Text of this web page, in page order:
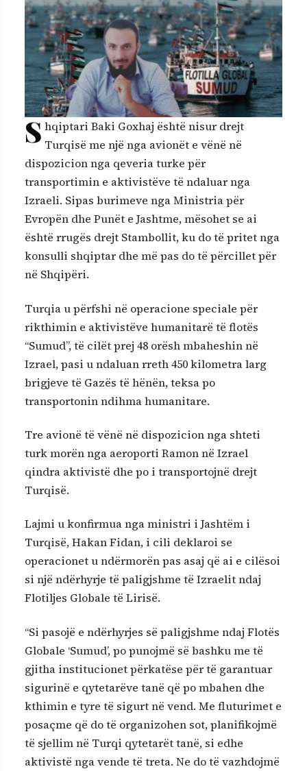
S hqiptari Baki Goxhaj është nisur drejt
Turqisë me një nga avionët e vënë në
dispozicion nga qeveria turke për
transportimin e aktivistëve të ndaluar nga
Izraeli. Sipas burimeve nga Ministria për
Evropën dhe Punët e Jashtme, mësohet se ai
është rrugës drejt Stambollit, ku do të pritet nga
konsulli shqiptar dhe më pas do të përcillet për
në Shqipëri.
Turqia u përfshi në operacione speciale për
rikthimin e aktivistëve humanitarë të flotës
“Sumud”, të cilët prej 48 orësh mbaheshin në
Izrael, pasi u ndaluan rreth 450 kilometra larg
brigjeve të Gazës të hënën, teksa po
transportonin ndihma humanitare.
Tre avionë të vënë në dispozicion nga shteti
turk morën nga aeroporti Ramon në Izrael
qindra aktivistë dhe po i transportojnë drejt
Turqisë.
Lajmi u konfirmua nga ministri i Jashtëm i
Turqisë, Hakan Fidan, i cili deklaroi se
operacionet u ndërmorën pas asaj që ai e cilësoi
si një ndërhyrje të paligjshme të Izraelit ndaj
Flotiljes Globale të Lirisë.
“Si pasojë e ndërhyrjes së paligjshme ndaj Flotës
Globale ‘Sumud’, po punojmë së bashku me të
gjitha institucionet përkatëse për të garantuar
sigurinë e qytetarëve tanë që po mbahen dhe
kthimin e tyre të sigurt në vend. Me fluturimet e
posaçme që do të organizohen sot, planifikojmë
të sjellim në Turqi qytetarët tanë, si edhe
aktivistë nga vende të treta. Ne do të vazhdojmë